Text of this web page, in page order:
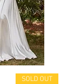
SOLD OUT